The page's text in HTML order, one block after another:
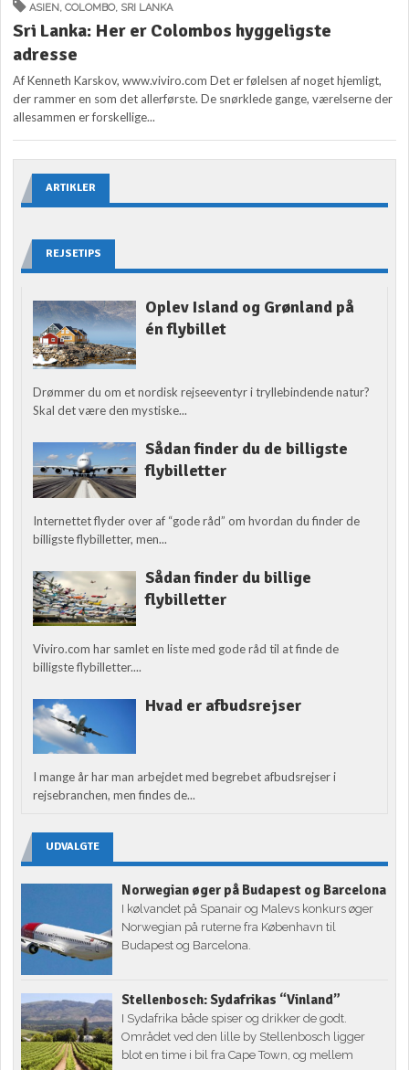
ASIEN ,COLOMBO, SRI LANKA
Sri Lanka: Her er Colombos hyggeligste
adresse
Af Kenneth Karskov, www.viviro.com Det er følelsen af noget hjemligt,
der rammer en som det allerførste. De snørklede gange, værelserne der
allesammen er forskellige...
ARTIKLER
REJSETIPS
Oplev Island og Grønland på
én flybillet
Drømmer du om et nordisk rejseeventyr i tryllebindende natur?
Skal det være den mystiske...
Sådan finder du de billigste
flybilletter
Internettet flyder over af “gode råd” om hvordan du finder de
billigste flybilletter, men...
Sådan finder du billige
flybilletter
Viviro.com har samlet en liste med gode råd til at finde de
billigste flybilletter....
Hvad er afbudsrejser
I mange år har man arbejdet med begrebet afbudsrejser i
rejsebranchen, men findes de...
UDVALGTE
Norwegian øger på Budapest og Barcelona
I kølvandet på Spanair og Malevs konkurs øger
Norwegian på ruterne fra København til
Budapest og Barcelona.
Stellenbosch: Sydafrikas “Vinland”
I Sydafrika både spiser og drikker de godt.
Området ved den lille by Stellenbosch ligger
blot en time i bil fra Cape Town, og mellem